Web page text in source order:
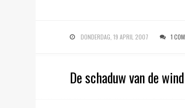
DONDERDAG, 19 APRIL 2007 1
De schaduw van de wind